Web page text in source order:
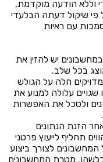
וללא הודעה מוקדמת,
שיקול דעתה הבלעדי
עם ראיות
יש להזין את
בכל שלב.
חלה על הגולש
עלולה למנוע את
ולסכל את האפשרות
הזנת הנתונים
תחליף לייעוץ פרטני
לצורך ביצוע
מטרת המחשבונים